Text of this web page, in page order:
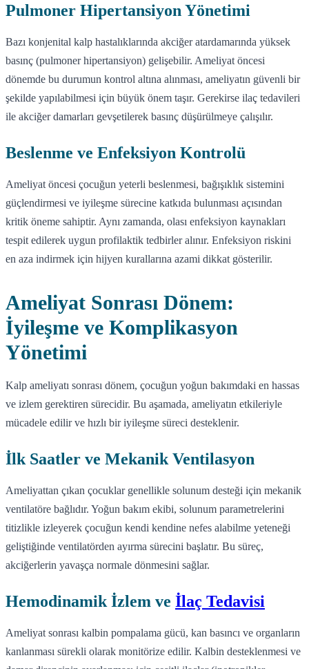
Pulmoner Hipertansiyon Yönetimi
Bazı konjenital kalp hastalıklarında akciğer atardamarında yüksek
basınç (pulmoner hipertansiyon) gelişebilir. Ameliyat öncesi
dönemde bu durumun kontrol altına alınması, ameliyatın güvenli bir
şekilde yapılabilmesi için büyük önem taşır. Gerekirse ilaç tedavileri
ile akciğer damarları gevşetilerek basınç düşürülmeye çalışılır.
Beslenme ve Enfeksiyon Kontrolü
Ameliyat öncesi çocuğun yeterli beslenmesi, bağışıklık sistemini
güçlendirmesi ve iyileşme sürecine katkıda bulunması açısından
kritik öneme sahiptir. Aynı zamanda, olası enfeksiyon kaynakları
tespit edilerek uygun profilaktik tedbirler alınır. Enfeksiyon riskini
en aza indirmek için hijyen kurallarına azami dikkat gösterilir.
Ameliyat Sonrası Dönem:
İyileşme ve Komplikasyon
Yönetimi
Kalp ameliyatı sonrası dönem, çocuğun yoğun bakımdaki en hassas
ve izlem gerektiren sürecidir. Bu aşamada, ameliyatın etkileriyle
mücadele edilir ve hızlı bir iyileşme süreci desteklenir.
İlk Saatler ve Mekanik Ventilasyon
Ameliyattan çıkan çocuklar genellikle solunum desteği için mekanik
ventilatöre bağlıdır. Yoğun bakım ekibi, solunum parametrelerini
titizlikle izleyerek çocuğun kendi kendine nefes alabilme yeteneği
geliştiğinde ventilatörden ayırma sürecini başlatır. Bu süreç,
akciğerlerin yavaşça normale dönmesini sağlar.
Hemodinamik İzlem ve İlaç Tedavisi
Ameliyat sonrası kalbin pompalama gücü, kan basıncı ve organların
kanlanması sürekli olarak monitörize edilir. Kalbin desteklenmesi ve